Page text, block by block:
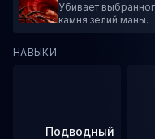
Убивает
камня зелий маны.
НАВЫКИ
Подводный